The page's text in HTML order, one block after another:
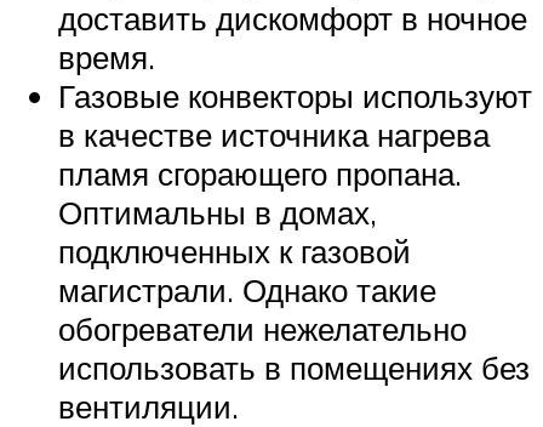
доставить дискомфорт в ночное
время.
Газовые конвекторы используют
в качестве источника нагрева
пламя сгорающего пропана.
Оптимальны в домах,
подключенных к газовой
магистрали. Однако такие
обогреватели нежелательно
использовать в помещениях без
вентиляции.